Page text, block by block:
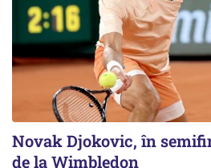
Novak Djokovic, în
de la Wimbledon